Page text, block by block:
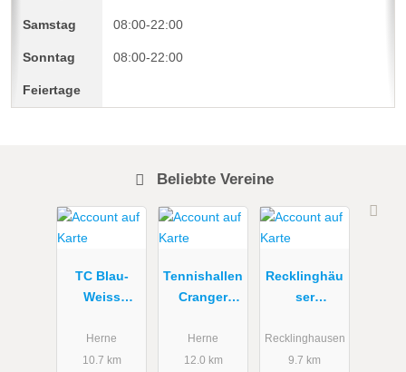
08:00-22:00
08:00-22:00
Beliebte Vereine
TC Blau-
Weiss
Eickel |
Tennis &
Herne
10.7 km
Tennishallen
Cranger
Herne
12.0 km
Recklinghäu
ser
schaft e.V.
Recklinghausen
9.7 km